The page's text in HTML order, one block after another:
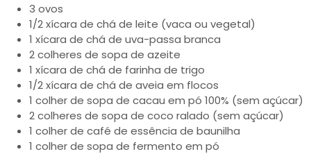
3 ovos
1/2 xícara de chá de leite (vaca ou vegetal)
1 xícara de chá de uva-passa branca
2 colheres de sopa de azeite
1 xícara de chá de farinha de trigo
1/2 xícara de chá de aveia em flocos
1 colher de sopa de cacau em pó 100% (sem açúcar)
2 colheres de sopa de coco ralado (sem açúcar)
1 colher de café de essência de baunilha
1 colher de sopa de fermento em pó